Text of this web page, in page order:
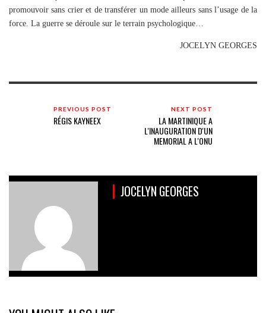
promouvoir sans crier et de transférer un mode ailleurs sans l’usage de la
force. La guerre se déroule sur le terrain psychologique…
JOCELYN GEORGES
PREVIOUS POST
RÉGIS KAYNEEX
NEXT POST
LA MARTINIQUE A
L'INAUGURATION D'UN
MEMORIAL A L'ONU
JOCELYN GEORGES